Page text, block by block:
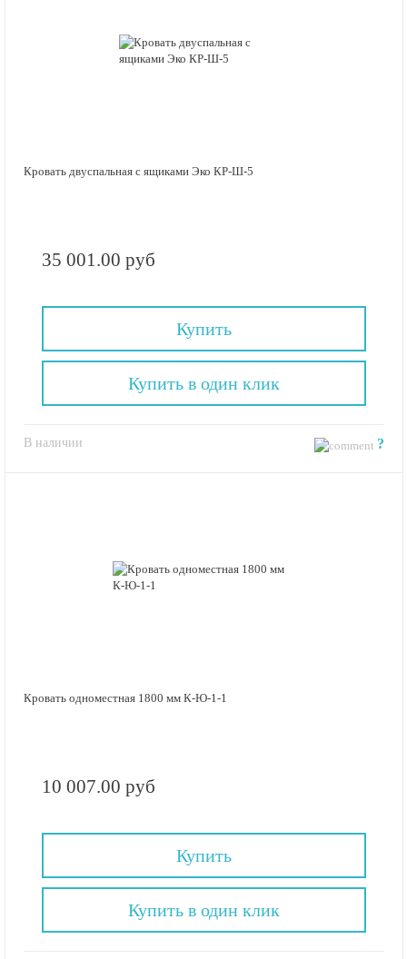
Кровать двуспальная с ящиками Эко КР-Ш-5
35 001.00 руб
Купить
В наличии ?
Купить в один клик
Кровать одноместная 1800 мм К-Ю-1-1
10 007.00 руб
Купить
Купить в один клик